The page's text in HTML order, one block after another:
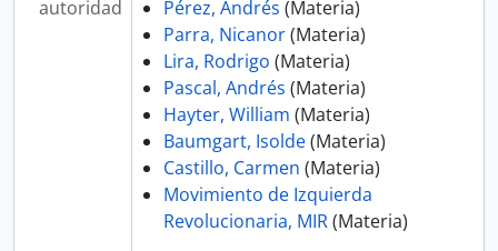
autoridad
Pérez, Andrés (Materia)
Parra, Nicanor(Materia)
Lira, Rodrigo (Materia)
Pascal, Andrés (Materia)
Hayter, William (Materia)
Baumgart, Isolde(Materia)
Castillo, Carmen (Materia)
Movimiento de Izquierda
Revolucionaria, MIR(Materia)